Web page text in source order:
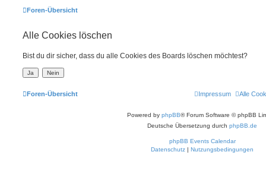
Foren-Übersicht
Alle Cookies löschen
Bist du dir sicher, dass du alle Cookies des Boards löschen möchtest?
Foren-Übersicht Alle
Impressum
Powered by phpBB® Forum Software © phpBB
Deutsche Übersetzung durch phpBB.de
phpBB Events Calendar
Datenschutz | Nutzungsbedingungen